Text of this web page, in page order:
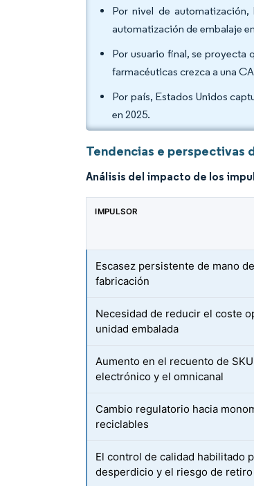
Por nivel de
automatización de embalaje
Por usuario final, se proyecta
farmacéuticas crezca a una
Por país, Estados Unidos
en 2025.
Tendencias e perspectivas
Análisis del impacto de los
IMPULSOR
Escasez persistente de mano
fabricación
Necesidad de reducir el coste
unidad embalada
Aumento en el recuento de
electrónico y el omnicanal
Cambio regulatorio hacia
reciclables
El control de calidad habilitado
desperdicio y el riesgo de